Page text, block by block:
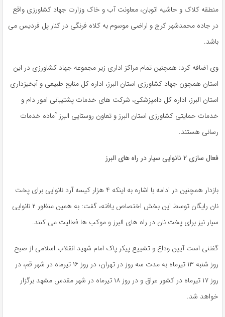
منطقه کلاک و حاشیه اتوبان، معاونت آب و خاک وزارت جهاد کشاورزی واقع
در جاده محمدشهر کرج و اراضی موسوم به کلاه فرنگی در کنار پل فردیس می
باشد.
وی اضافه کرد: همچنین تمام مراکز اداری زیر مجموعه جهاد کشاورزی در این
استان همچون جهاد کشاورزی استان البرز، اداره کل منابع طبیعی و آبخیزداری
استان البرز، اداره کل دامپزشکی، شرکت های خدمات پشتیبانی امور دام و
خدمات حمایتی کشاورزی استان البرز و تعاون روستایی البرز آماده خدمات
رسانی هستند.
فعال سازی ۲ نانوایی سیار در راه های البرز
بازدار همچنین در ادامه با اشاره به اینکه ۴ هزار کیسه آرد نانوایی برای پخت
نان رایگان توسط این بخش اختصاص یافته، گفت: به همین منظور ۲ نانوایی
سیار نیز برای پخت نان در راه های البرز و موکب ها فعالیت می کنند.
گفتنی است آیین وداع و تشییع پیکر پاک امام شهید انقلاب اسلامی از صبح
روز شنبه ۱۳ تیرماه به مدت سه روز در تهران، در روز ۱۶ تیرماه در شهر قم، در
روز ۱۷ تیرماه در کشور عراق و در روز ۱۸ تیرماه در شهر مقدس مشهد برگزار
خواهد شد.